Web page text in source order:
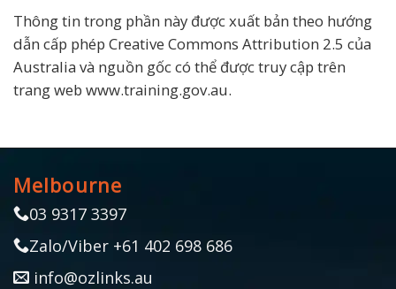
Thông tin trong phần này được xuất bản theo hướng
dẫn cấp phép Creative Commons Attribution 2.5 của
Australia và nguồn gốc có thể được truy cập trên
trang web www.training.gov.au.
Melbourne
03 9317 3397
Zalo/Viber +61 402 698 686
info@ozlinks.au